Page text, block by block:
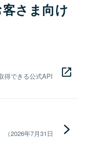
さま向け
得できる公式API
（2026年7月31日